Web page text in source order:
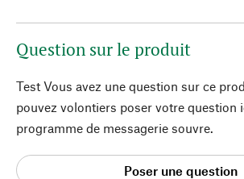
Question sur le produit
Test Vous avez une question sur ce
pouvez volontiers poser votre question
programme de messagerie souvre.
Poser une question